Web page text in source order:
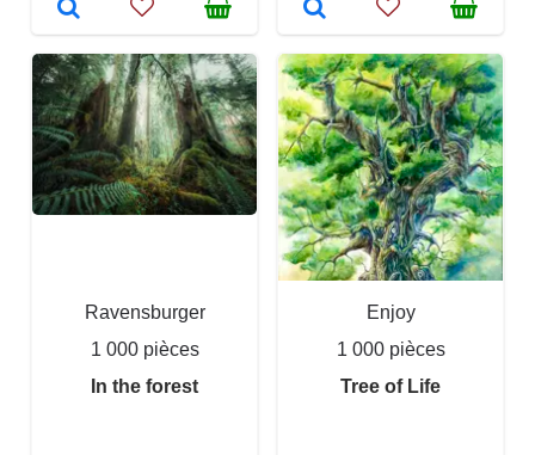
Ravensburger
1 000 pièces
In the forest
Enjoy
1 000 pièces
Tree of Life